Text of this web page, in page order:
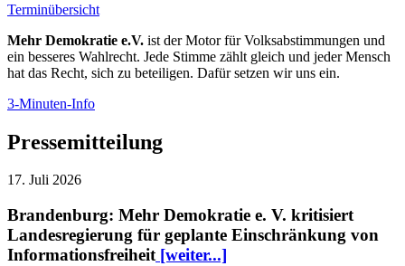
Terminübersicht
Mehr Demokratie e.V. ist der Motor für Volksabstimmungen und
ein besseres Wahlrecht. Jede Stimme zählt gleich und jeder Mensch
hat das Recht, sich zu beteiligen. Dafür setzen wir uns ein.
3-Minuten-Info
Pressemitteilung
17. Juli 2026
Brandenburg: Mehr Demokratie e. V. kritisiert
Landesregierung für geplante Einschränkung von
Informationsfreiheit [weiter...]